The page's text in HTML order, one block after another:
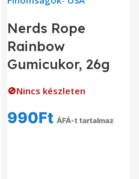
Nerds Rope
Rainbow
Gumicukor, 26g
🚫Nincs készleten
990Ft ÁFÁ-t tartalmaz